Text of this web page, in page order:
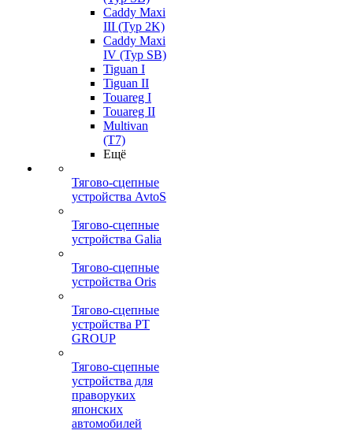
Caddy Maxi
III (Typ 2K)
Caddy Maxi
IV (Typ SB)
Tiguan I
Tiguan II
Touareg I
Touareg II
Multivan
(T7)
Ещё
Тягово-сцепные
устройства AvtoS
Тягово-сцепные
устройства Galia
Тягово-сцепные
устройства Oris
Тягово-сцепные
устройства PT
GROUP
Тягово-сцепные
устройства для
праворуких
японских
автомобилей